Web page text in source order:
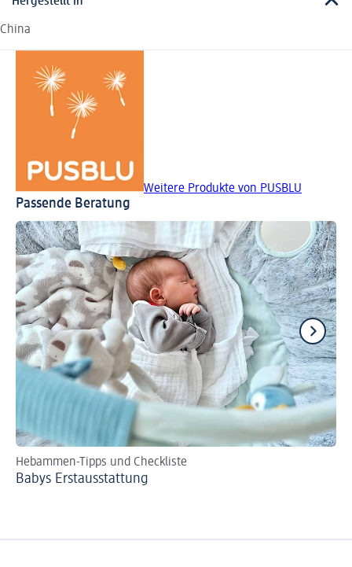
China
Weitere Produkte von PUSBLU
Passende Beratung
Hebammen-Tipps und Checkliste
Babys Erst­aus­stattung